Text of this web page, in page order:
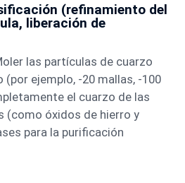
(refinamiento del
liberación de
las partículas de cuarzo
ejemplo, -20 mallas, -100
el cuarzo de las
(como óxidos de hierro y
para la purificación